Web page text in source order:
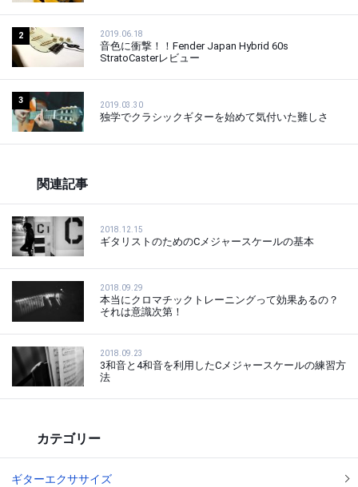
2 2019.06.18
音色に衝撃！！Fender Japan Hybrid 60s
StratoCasterレビュー
3 2019.03.30
独学でクラシックギターを始めて気付いた難しさ
関連記事
2018.12.15
ギタリストのためのCメジャースケールの基本
2018.09.29
本当にクロマチックトレーニングって効果あるの？
それは意識次第！
2018.09.23
3和音と4和音を利用したCメジャースケールの練習方
法
カテゴリー
ギターエクササイズ